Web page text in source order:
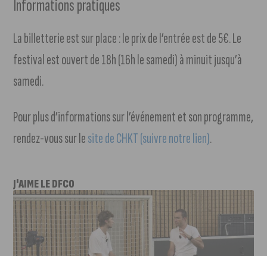
Informations pratiques
La billetterie est sur place : le prix de l’entrée est de 5€. Le
festival est ouvert de 18h (16h le samedi) à minuit jusqu’à
samedi.
Pour plus d’informations sur l’événement et son programme,
rendez-vous sur lesite de CHKT (suivre notre lien).
J'AIME LE DFCO